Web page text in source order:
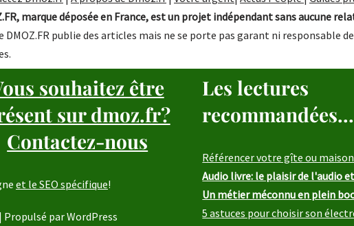
marque déposée en France, est un projet indépendant sans aucune
DMOZ.FR publie des articles mais ne se porte pas garant ni responsable
souhaitez être
sur dmoz.fr?
Contactez-nous
et le SEO spécifique!
| Propulsé parWordPress
Les lectures
recommandées...
Référencer votre gîte ou
Audio livre: le plaisir de l'audio
Un métier méconnu en plein
5 astuces pour choisir son